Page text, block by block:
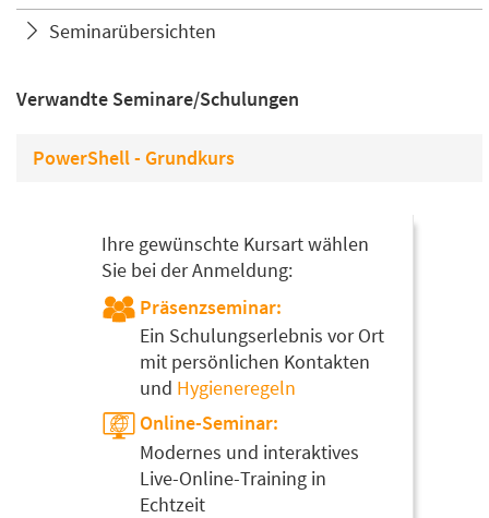
Seminarübersichten
Verwandte Seminare/Schulungen
PowerShell - Grundkurs
Ihre gewünschte Kursart wählen
Sie bei der Anmeldung:
Präsenzseminar:
Ein Schulungserlebnis vor Ort
mit persönlichen Kontakten
und Hygieneregeln
Online-Seminar:
Modernes und interaktives
Live-Online-Training in
Echtzeit